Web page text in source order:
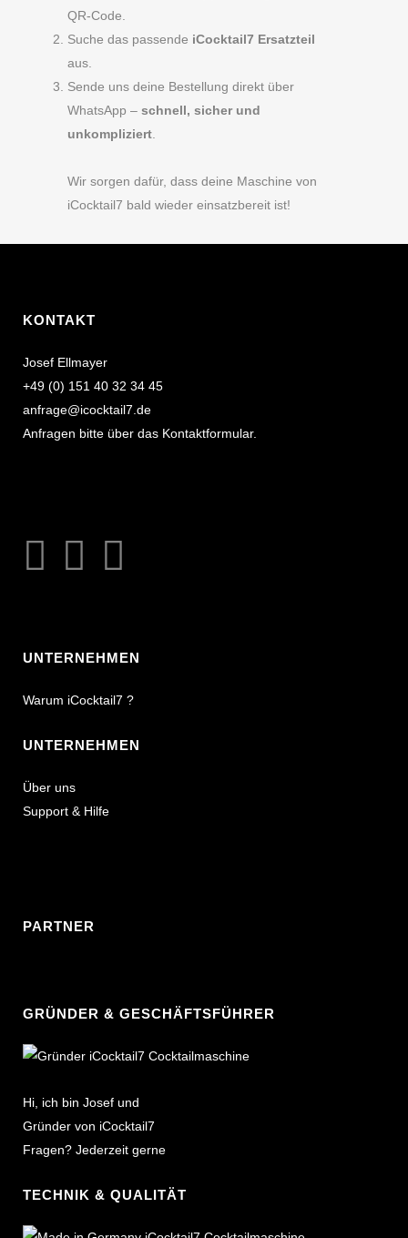
QR-Code.
Suche das passende iCocktail7 Ersatzteil
aus.
Sende uns deine Bestellung direkt über
WhatsApp – schnell, sicher und
unkompliziert
Wir sorgen dafür, dass deine Maschine von
iCocktail7 bald wieder einsatzbereit ist!
KONTAKT
Josef Ellmayer
+49 (0) 151 40 32 34 45
anfrage@icocktail7.de
Anfragen bitte über das Kontaktformular.
UNTERNEHMEN
Warum iCocktail7 ?
UNTERNEHMEN
Über uns
Support & Hilfe
PARTNER
GRÜNDER & GESCHÄFTSFÜHRER
Hi, ich bin Josef und
Gründer von iCocktail7
Fragen? Jederzeit gerne
TECHNIK & QUALITÄT